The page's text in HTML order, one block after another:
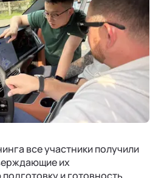
все участники получили
их
и готовность